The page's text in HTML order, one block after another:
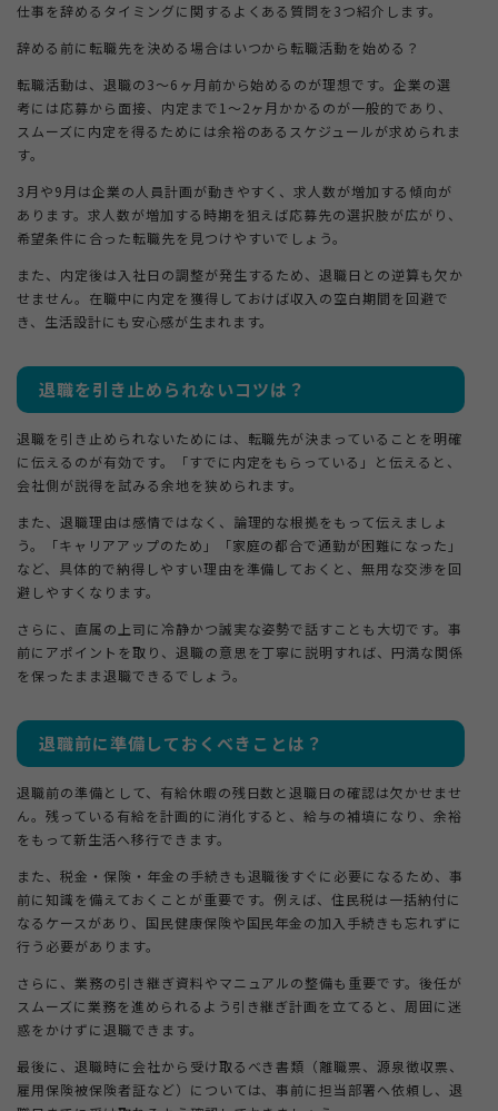
仕事を辞めるタイミングに関するよくある質問を3つ紹介します。
辞める前に転職先を決める場合はいつから転職活動を始める？
転職活動は、退職の3〜6ヶ月前から始めるのが理想です。企業の選
考には応募から面接、内定まで1〜2ヶ月かかるのが一般的であり、
スムーズに内定を得るためには余裕のあるスケジュールが求められま
す。
3月や9月は企業の人員計画が動きやすく、求人数が増加する傾向が
あります。求人数が増加する時期を狙えば応募先の選択肢が広がり、
希望条件に合った転職先を見つけやすいでしょう。
また、内定後は入社日の調整が発生するため、退職日との逆算も欠か
せません。在職中に内定を獲得しておけば収入の空白期間を回避で
き、生活設計にも安心感が生まれます。
退職を引き止められないコツは？
退職を引き止められないためには、転職先が決まっていることを明確
に伝えるのが有効です。「すでに内定をもらっている」と伝えると、
会社側が説得を試みる余地を狭められます。
また、退職理由は感情ではなく、論理的な根拠をもって伝えましょ
う。「キャリアアップのため」「家庭の都合で通勤が困難になった」
など、具体的で納得しやすい理由を準備しておくと、無用な交渉を回
避しやすくなります。
さらに、直属の上司に冷静かつ誠実な姿勢で話すことも大切です。事
前にアポイントを取り、退職の意思を丁寧に説明すれば、円満な関係
を保ったまま退職できるでしょう。
退職前に準備しておくべきことは？
退職前の準備として、有給休暇の残日数と退職日の確認は欠かせませ
ん。残っている有給を計画的に消化すると、給与の補填になり、余裕
をもって新生活へ移行できます。
また、税金・保険・年金の手続きも退職後すぐに必要になるため、事
前に知識を備えておくことが重要です。例えば、住民税は一括納付に
なるケースがあり、国民健康保険や国民年金の加入手続きも忘れずに
行う必要があります。
さらに、業務の引き継ぎ資料やマニュアルの整備も重要です。後任が
スムーズに業務を進められるよう引き継ぎ計画を立てると、周囲に迷
惑をかけずに退職できます。
最後に、退職時に会社から受け取るべき書類（離職票、源泉徴収票、
雇用保険被保険者証など）については、事前に担当部署へ依頼し、退